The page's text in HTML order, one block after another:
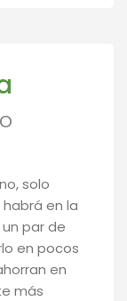
solo
en la
par de
en pocos
en
más